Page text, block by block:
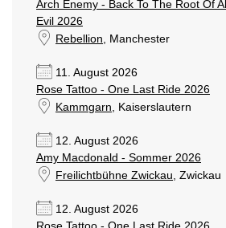
Arch Enemy - Back To The Root Of All
Evil 2026
Rebellion, Manchester
11. August 2026
Rose Tattoo - One Last Ride 2026
Kammgarn, Kaiserslautern
12. August 2026
Amy Macdonald - Sommer 2026
Freilichtbühne Zwickau, Zwickau
12. August 2026